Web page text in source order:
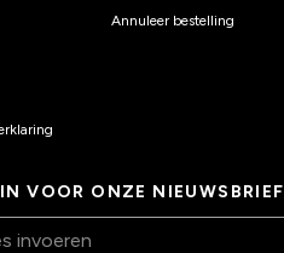
Annuleer bestelling
VOOR ONZE NIEUWSBRIEF